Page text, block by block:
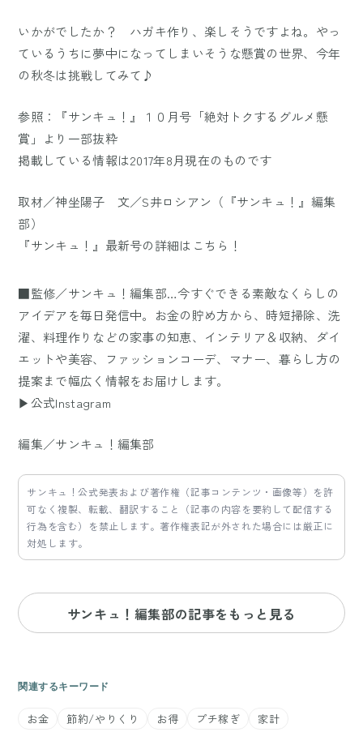
いかがでしたか？ ハガキ作り、楽しそうですよね。やっ
ているうちに夢中になってしまいそうな懸賞の世界、今年
の秋冬は挑戦してみて♪
参照：『サンキュ！』１０月号「絶対トクするグルメ懸
賞」より一部抜粋
掲載している情報は2017年8月現在のものです
取材／神坐陽子 文／S井ロシアン（『サンキュ！』編集
部）
『サンキュ！』最新号の詳細は こちら ！
■監修／サンキュ！編集部…今すぐできる素敵なくらしの
アイデアを毎日発信中。お金の貯め方から、時短掃除、洗
濯、料理作りなどの家事の知恵、インテリア＆収納、ダイ
エットや美容、ファッションコーデ、マナー、暮らし方の
提案まで幅広く情報をお届けします。
▶公式Instagram
編集／サンキュ！編集部
サンキュ！公式発表および著作権（記事コンテンツ・画像等）を許
可なく複製、転載、翻訳すること（記事の内容を要約して配信する
行為を含む）を禁止します。著作権表記が外された場合には厳正に
対処します。
サンキュ！編集部の記事をもっと見る
関連するキーワード
お金 節約/やりくり お得 プチ稼ぎ 家計